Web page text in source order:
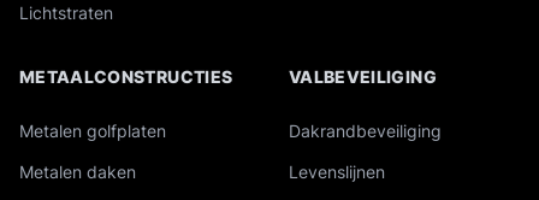
Lichtstraten
METAALCONSTRUCTIES
Metalen golfplaten
Metalen daken
VALBEVEILIGING
Dakrandbeveiliging
Levenslijnen